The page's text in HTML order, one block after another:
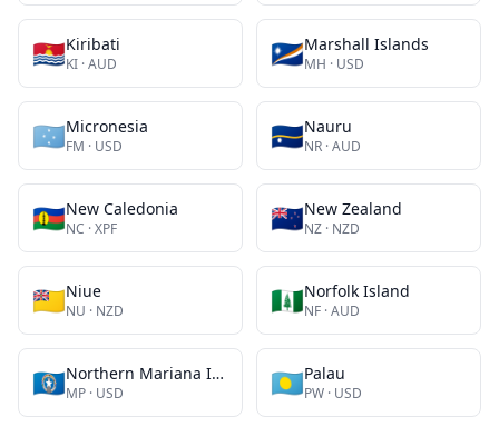
🇰🇮Kiribati
KI ·AUD 🇲🇭Marshall Islands
MH · USD
🇫🇲Micronesia
FM · USD 🇳🇷Nauru
NR ·AUD
🇳🇨New Caledonia
NC ·XPF 🇳🇿New Zealand
NZ · NZD
🇳🇺Niue
NU · NZD 🇳🇫Norfolk Island
NF ·AUD
🇲🇵 Northern Mariana Islands
MP · USD 🇵🇼Palau
PW · USD